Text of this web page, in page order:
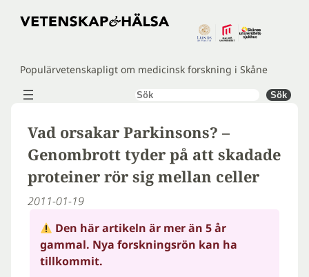
Hoppa
Populärvetenskapligt om medicinsk forskning i Skåne
Sök Sök
Vad orsakar Parkinsons? –
Genombrott tyder på att skadade
proteiner rör sig mellan celler
2011-01-19
Den här artikeln är mer än 5 år
gammal. Nya forskningsrön kan ha
tillkommit.